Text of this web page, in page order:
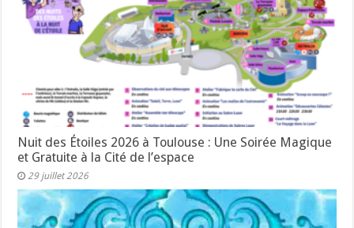
Nuit des Étoiles 2026 à Toulouse : Une Soirée Magique
et Gratuite à la Cité de l’espace
29 juillet 2026